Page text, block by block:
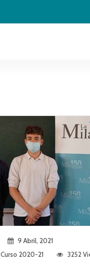
9 Abril, 2021
Curso 2020-21 3252